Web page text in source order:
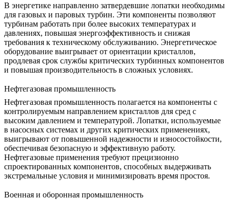
В энергетике направленно затвердевшие лопатки необходимы
для газовых и паровых турбин. Эти компоненты позволяют
турбинам работать при более высоких температурах и
давлениях, повышая энергоэффективность и снижая
требования к техническому обслуживанию. Энергетическое
оборудование выигрывает от ориентации кристаллов,
продлевая срок службы критических турбинных компонентов
и повышая производительность в сложных условиях.
Нефтегазовая промышленность
Нефтегазовая промышленность полагается на компоненты с
контролируемым направлением кристаллов для сред с
высоким давлением и температурой. Лопатки, используемые
в насосных системах и других критических применениях,
выигрывают от повышенной надежности и износостойкости,
обеспечивая безопасную и эффективную работу.
Нефтегазовые применения требуют прецизионно
спроектированных компонентов, способных выдерживать
экстремальные условия и минимизировать время простоя.
Военная и оборонная промышленность